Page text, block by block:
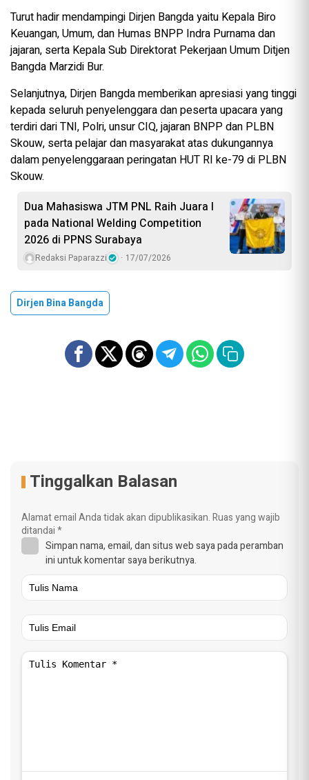
Turut hadir mendampingi Dirjen Bangda yaitu Kepala Biro
Keuangan, Umum, dan Humas BNPP Indra Purnama dan
jajaran, serta Kepala Sub Direktorat Pekerjaan Umum Ditjen
Bangda Marzidi Bur.
Selanjutnya, Dirjen Bangda memberikan apresiasi yang tinggi
kepada seluruh penyelenggara dan peserta upacara yang
terdiri dari TNI, Polri, unsur CIQ, jajaran BNPP dan PLBN
Skouw, serta pelajar dan masyarakat atas dukungannya
dalam penyelenggaraan peringatan HUT RI ke-79 di PLBN
Skouw.
Dua Mahasiswa JTM PNL Raih Juara I
pada National Welding Competition
2026 di PPNS Surabaya
Redaksi Paparazzi 17/07/2026
Dirjen Bina Bangda
Tinggalkan Balasan
Alamat email Anda tidak akan dipublikasikan.Ruas yang wajib
ditandai*
Simpan nama, email, dan situs web saya pada peramban
ini untuk komentar saya berikutnya.